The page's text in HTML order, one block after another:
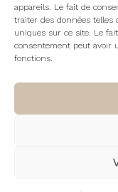
appareils. Le fait de
traiter des données telles
uniques sur ce site. Le
consentement peut avoir
fonctions.